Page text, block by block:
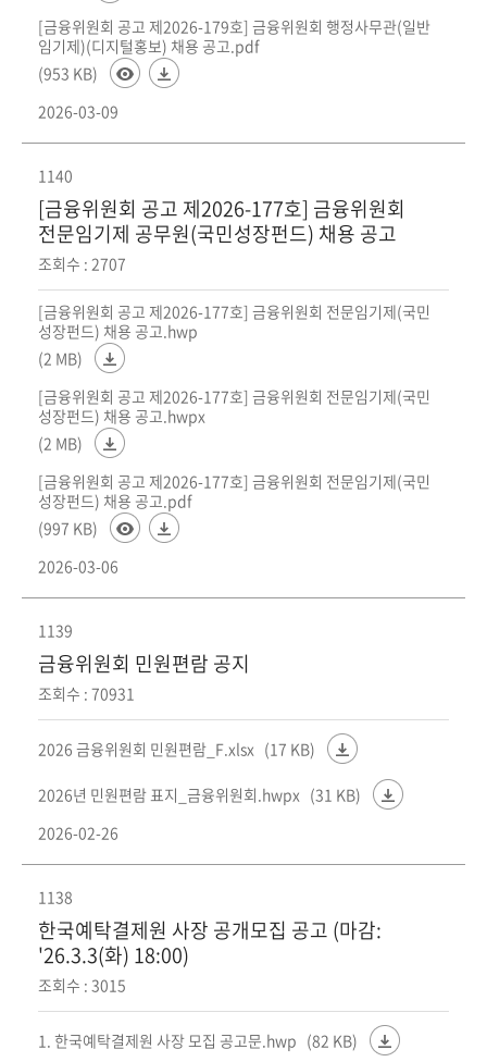
[금융위원회 공고 제2026-179호] 금융위원회 행정사무관(일반
임기제)(디지털홍보) 채용 공고.pdf
(953 KB)
2026-03-09
1140
[금융위원회 공고 제2026-177호] 금융위원회
전문임기제 공무원(국민성장펀드) 채용 공고
조회수 : 2707
[금융위원회 공고 제2026-177호] 금융위원회 전문임기제(국민
성장펀드) 채용 공고.hwp
(2 MB)
[금융위원회 공고 제2026-177호] 금융위원회 전문임기제(국민
성장펀드) 채용 공고.hwpx
(2 MB)
[금융위원회 공고 제2026-177호] 금융위원회 전문임기제(국민
성장펀드) 채용 공고.pdf
(997 KB)
2026-03-06
1139
금융위원회 민원편람 공지
조회수 : 70931
2026 금융위원회 민원편람_F.xlsx (17 KB)
2026년 민원편람 표지_금융위원회.hwpx (31 KB)
2026-02-26
1138
한국예탁결제원 사장 공개모집 공고 (마감:
'26.3.3(화) 18:00)
조회수 : 3015
1. 한국예탁결제원 사장 모집 공고문.hwp (82 KB)